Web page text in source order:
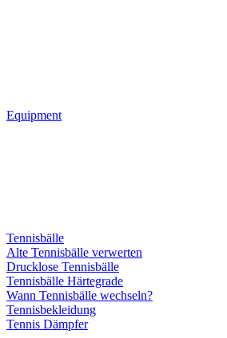
Equipment
Tennisbälle
Alte Tennisbälle verwerten
Drucklose Tennisbälle
Tennisbälle Härtegrade
Wann Tennisbälle wechseln?
Tennisbekleidung
Tennis Dämpfer